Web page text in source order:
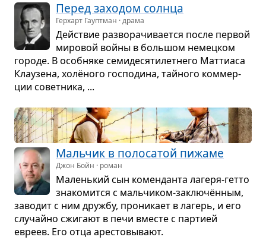
Перед захо­дом солнца
Герхарт Гауптман · драма
Действие раз­во­ра­чи­ва­ется после пер­вой
миро­вой войны в боль­шом немец­ком
городе. В особ­няке семи­де­ся­ти­лет­него Мат­ти­аса
Кла­у­зена, холёного гос­по­дина, тайного ком­мер­
ции совет­ника, ...
Маль­чик в поло­са­той пижаме
Джон Бойн · роман
Малень­кий сын комен­данта лагеря-гетто
зна­ко­мится с маль­чи­ком-заклю­чён­ным,
заво­дит с ним дружбу, про­ни­кает в лагерь, и его
слу­чайно сжи­гают в печи вме­сте с пар­тией
евреев. Его отца аре­сто­вы­вают.